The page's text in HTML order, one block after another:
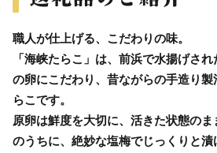
職人が仕上げる、こだわりの味。
「海峡たらこ」は、前浜で水揚げさ
の卵にこだわり、昔ながらの手造り
らこです。
原卵は鮮度を大切に、活きた状態のま
のうちに、絶妙な塩梅でじっくりと